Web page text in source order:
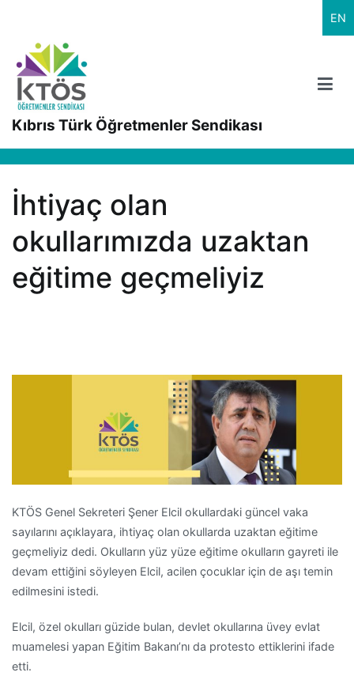
EN
Kıbrıs Türk Öğretmenler Sendikası
İhtiyaç olan
okullarımızda uzaktan
eğitime geçmeliyiz
KTÖS Genel Sekreteri Şener Elcil okullardaki güncel vaka
sayılarını açıklayara, ihtiyaç olan okullarda uzaktan eğitime
geçmeliyiz dedi. Okulların yüz yüze eğitime okulların gayreti ile
devam ettiğini söyleyen Elcil, acilen çocuklar için de aşı temin
edilmesini istedi.
Elcil, özel okulları güzide bulan, devlet okullarına üvey evlat
muamelesi yapan Eğitim Bakanı’nı da protesto ettiklerini ifade
etti.